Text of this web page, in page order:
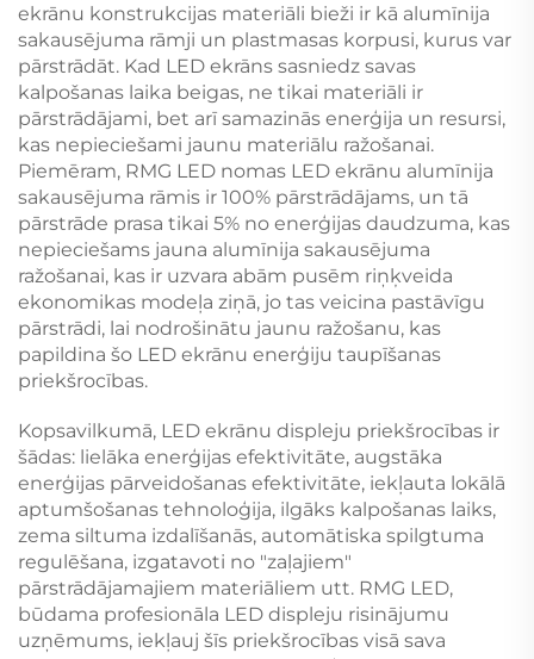
ekrānu konstrukcijas materiāli bieži ir kā alumīnija
sakausējuma rāmji un plastmasas korpusi, kurus var
pārstrādāt. Kad LED ekrāns sasniedz savas
kalpošanas laika beigas, ne tikai materiāli ir
pārstrādājami, bet arī samazinās enerģija un resursi,
kas nepieciešami jaunu materiālu ražošanai.
Piemēram, RMG LED nomas LED ekrānu alumīnija
sakausējuma rāmis ir 100% pārstrādājams, un tā
pārstrāde prasa tikai 5% no enerģijas daudzuma, kas
nepieciešams jauna alumīnija sakausējuma
ražošanai, kas ir uzvara abām pusēm riņķveida
ekonomikas modeļa ziņā, jo tas veicina pastāvīgu
pārstrādi, lai nodrošinātu jaunu ražošanu, kas
papildina šo LED ekrānu enerģiju taupīšanas
priekšrocības.
Kopsavilkumā, LED ekrānu displeju priekšrocības ir
šādas: lielāka enerģijas efektivitāte, augstāka
enerģijas pārveidošanas efektivitāte, iekļauta lokālā
aptumšošanas tehnoloģija, ilgāks kalpošanas laiks,
zema siltuma izdalīšanās, automātiska spilgtuma
regulēšana, izgatavoti no "zaļajiem"
pārstrādājamajiem materiāliem utt. RMG LED,
būdama profesionāla LED displeju risinājumu
uzņēmums, iekļauj šīs priekšrocības visā sava